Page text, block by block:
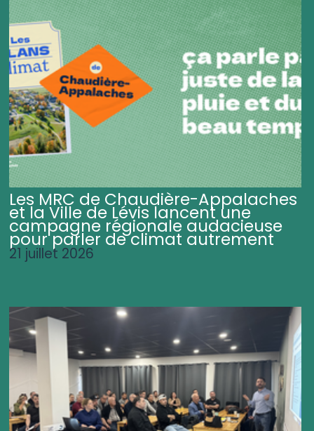
Les MRC de Chaudière-Appalaches
et la Ville de Lévis lancent une
campagne régionale audacieuse
pour parler de climat autrement
21 juillet 2026